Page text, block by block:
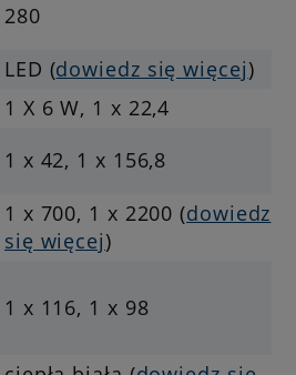
280
LED (dowiedz się więcej)
1 X 6 W, 1 x 22,4
1 x 42, 1 x 156,8
1 x 700, 1 x 2200 (dowiedz
się więcej)
1 x 116, 1 x 98